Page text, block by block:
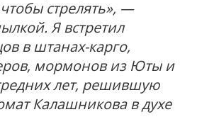
стрелять», —
Я встретил
в штанах-карго,
мормонов из Юты и
лет, решившую
Калашникова в духе